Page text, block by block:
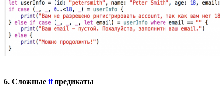
6. Сложные ifпредикаты